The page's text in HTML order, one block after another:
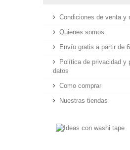
Condiciones de venta y
Quienes somos
Envío gratis a partir de
Política de privacidad y
datos
Como comprar
Nuestras tiendas